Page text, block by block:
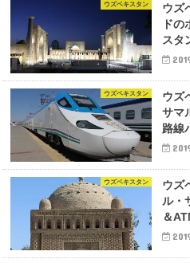
ウズベキスタン
ウズ
ド
スタ
ウズベキスタン
ウズ
サマ
路線
ウズベキスタン
ウズ
ル・
＆